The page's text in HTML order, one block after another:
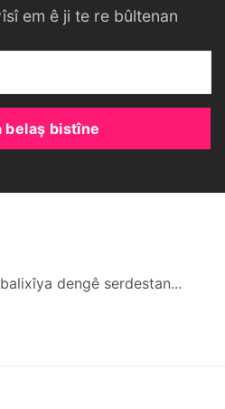
em ê ji te re bûltenan
belaş bistîne
dengê serdestan...